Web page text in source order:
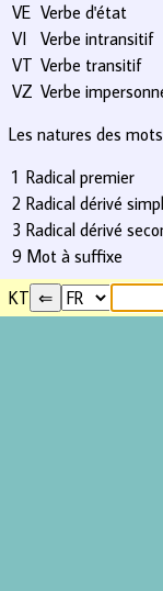
VE Verbe d'état
VI
Verbe intransitif
VT Verbe transitif
VZ Verbe
Les natures des
1 Radical premier
2 Radical dérivé
3 Radical dérivé
9 Mot à suffixe
KT